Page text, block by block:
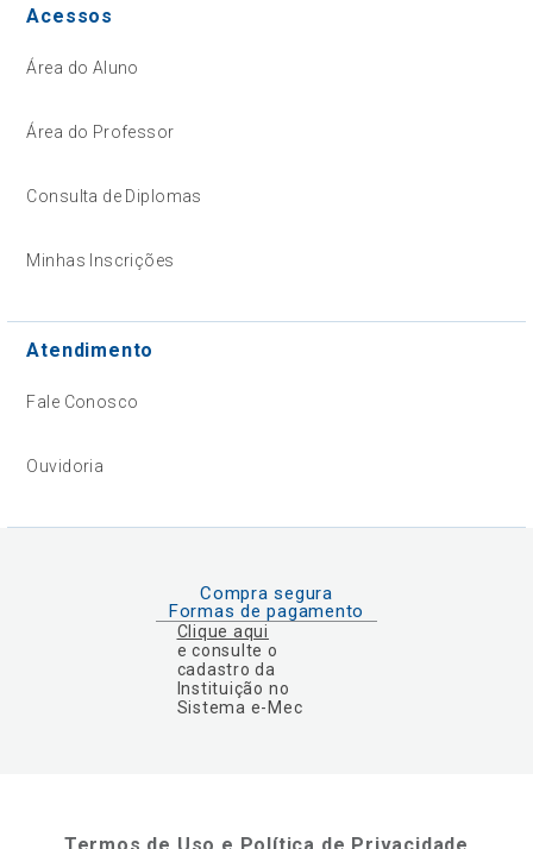
Acessos
Área do Aluno
Área do Professor
Consulta de Diplomas
Minhas Inscrições
Atendimento
Fale Conosco
Ouvidoria
Compra segura
Formas de pagamento
Clique aqui
e consulte o
cadastro da
Instituição no
Sistema e-Mec